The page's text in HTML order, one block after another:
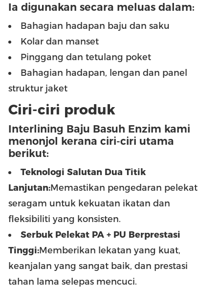
Ia digunakan secara meluas dalam:
Bahagian hadapan baju dan saku
Kolar dan manset
Pinggang dan tetulang poket
Bahagian hadapan, lengan dan panel
struktur jaket
Ciri-ciri produk
Interlining Baju Basuh Enzim kami
menonjol kerana ciri-ciri utama
berikut:
Teknologi Salutan Dua Titik
Lanjutan:Memastikan pengedaran pelekat
seragam untuk kekuatan ikatan dan
fleksibiliti yang konsisten.
Serbuk Pelekat PA + PU Berprestasi
Tinggi:Memberikan lekatan yang kuat,
keanjalan yang sangat baik, dan prestasi
tahan lama selepas mencuci.